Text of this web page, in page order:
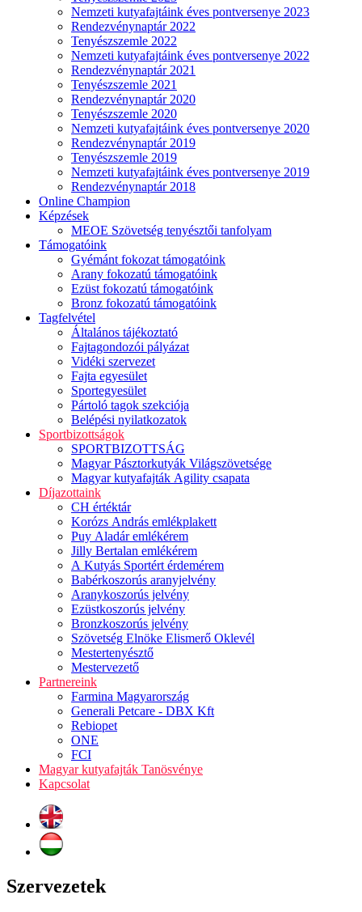
Nemzeti kutyafajtáink éves pontversenye 2023
Rendezvénynaptár 2022
Tenyészszemle 2022
Nemzeti kutyafajtáink éves pontversenye 2022
Rendezvénynaptár 2021
Tenyészszemle 2021
Rendezvénynaptár 2020
Tenyészszemle 2020
Nemzeti kutyafajtáink éves pontversenye 2020
Rendezvénynaptár 2019
Tenyészszemle 2019
Nemzeti kutyafajtáink éves pontversenye 2019
Rendezvénynaptár 2018
Online Champion
Képzések
MEOE Szövetség tenyésztői tanfolyam
Támogatóink
Gyémánt fokozat támogatóink
Arany fokozatú támogatóink
Ezüst fokozatú támogatóink
Bronz fokozatú támogatóink
Tagfelvétel
Általános tájékoztató
Fajtagondozói pályázat
Vidéki szervezet
Fajta egyesület
Sportegyesület
Pártoló tagok szekciója
Belépési nyilatkozatok
Sportbizottságok
SPORTBIZOTTSÁG
Magyar Pásztorkutyák Világszövetsége
Magyar kutyafajták Agility csapata
Díjazottaink
CH értéktár
Korózs András emlékplakett
Puy Aladár emlékérem
Jilly Bertalan emlékérem
A Kutyás Sportért érdemérem
Babérkoszorús aranyjelvény
Aranykoszorús jelvény
Ezüstkoszorús jelvény
Bronzkoszorús jelvény
Szövetség Elnöke Elismerő Oklevél
Mestertenyésztő
Mestervezető
Partnereink
Farmina Magyarország
Generali Petcare - DBX Kft
Rebiopet
ONE
FCI
Magyar kutyafajták Tanösvénye
Kapcsolat
Szervezetek